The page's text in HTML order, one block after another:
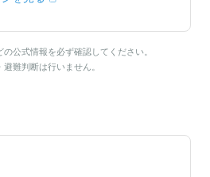
公式情報を必ず確認してください。
難判断は行いません。